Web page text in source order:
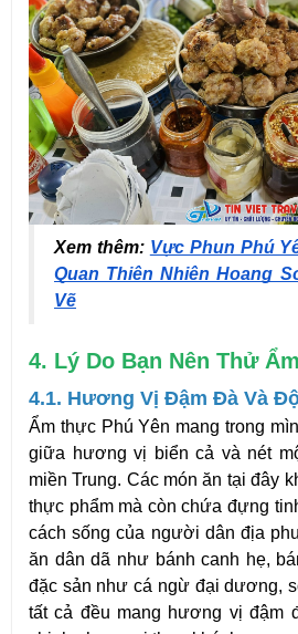
Xem thêm: Vực Phun Phú
Quan Thiên Nhiên Hoang
Vẽ
4. Lý Do Bạn Nên Thử
4.1. Hương Vị Đậm Đà Và
Ẩm thực Phú Yên mang trong
giữa hương vị biển cả và nét
miền Trung. Các món ăn tại đây
thực phẩm mà còn chứa đựng
cách sống của người dân địa
ăn dân dã như bánh canh hẹ,
đặc sản như cá ngừ đại dương,
tất cả đều mang hương vị đậm